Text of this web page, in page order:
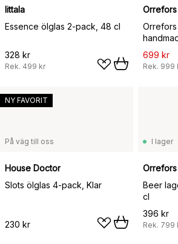
Iittala
Essence ölglas 2-pack, 48 cl
328 kr
Rek. 499 kr
Orrefors
699 kr
Rek. 999
På väg till oss
House Doctor
Slots ölglas 4-pack, Klar
230 kr
NY FAVORIT
I lager
Orrefors
Beer
cl
396 kr
Rek. 799